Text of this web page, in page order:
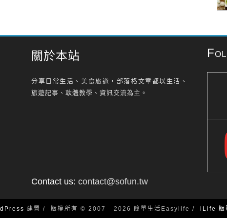
關於本站
分享日常生活、美食旅遊，部落格文章都以生活、
旅遊記事、軟體教學、資訊交流為主。
Contact us: contact@sofun.tw
建置 版權所有 © 2007 - 2026 簡單生活Easylife iLife 版